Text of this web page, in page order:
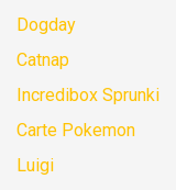
Dogday
Catnap
Incredibox Sprunki
Carte Pokemon
Luigi